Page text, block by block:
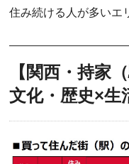
住み続ける人が多いエ
【関西・持家
文化・歴史×生